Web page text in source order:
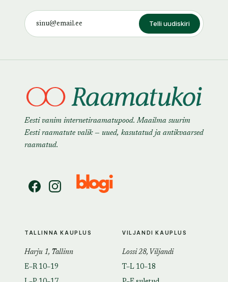
Telli uudiskiri
Eesti vanim internetiraamatupood. Maailma suurim
Eesti raamatute valik — uued, kasutatud ja antikvaarsed
raamatud.
TALLINNA KAUPLUS
Harju 1, Tallinn
E–R 10–19
VILJANDI KAUPLUS
Lossi 28, Viljandi
T–L 10–18